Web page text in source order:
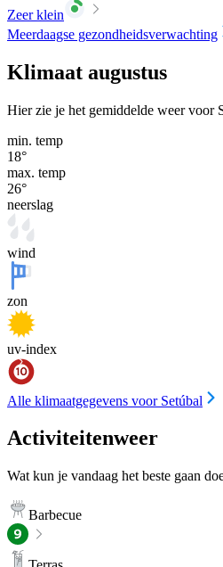
Zeer klein
Meerdaagse gezondheidsverwachting
Klimaat augustus
Hier zie je het gemiddelde weer voor
min. temp
18°
max. temp
26°
neerslag
wind
zon
uv-index
Alle klimaatgegevens voor Setúbal
Activiteitenweer
Wat kun je vandaag het beste gaan
Barbecue